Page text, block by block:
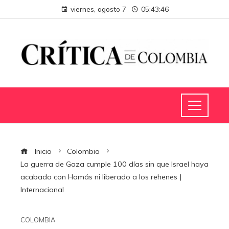
viernes, agosto 7 05:43:47
Inicio
Colombia
La guerra de Gaza cumple 100 días sin que Israel haya
acabado con Hamás ni liberado a los rehenes |
Internacional
COLOMBIA